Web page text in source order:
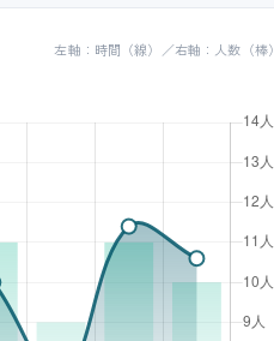
左軸：時間（線）／右軸：人数（棒）